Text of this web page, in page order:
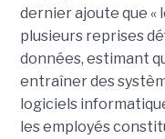
dernier ajoute que «
plusieurs reprises
données, estimant
entraîner des
logiciels
les employés